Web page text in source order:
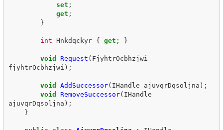
set ;
get ;
}
int Hnkdqckyr { get ; }
void Request ( FjyhtrOcbhzjwi
fjyhtrOcbhzjwi );
void AddSuccessor( IHandle ajuvqrDqsoljna );
void
RemoveSuccessor( IHandle
ajuvqrDqsoljna );
}